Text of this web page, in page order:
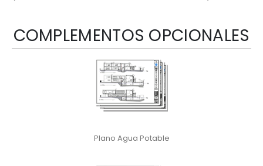
COMPLEMENTOS OPCIONALES
Plano Agua Potable